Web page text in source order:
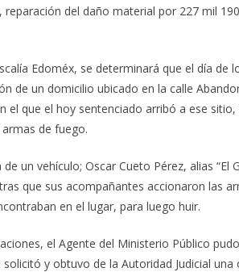
del daño material por 227 mil
Edoméx, se determinará que el día de
de un domicilio ubicado en la calle
el que el hoy sentenciado arribó a ese
de fuego.
un vehículo; Oscar Cueto Pérez, alias “El
que sus acompañantes accionaron las
en el lugar, para luego huir.
el Agente del Ministerio Público
y obtuvo de la Autoridad Judicial